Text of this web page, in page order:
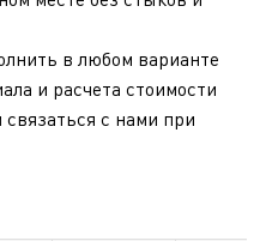
в любом варианте
и расчета стоимости
с нами при